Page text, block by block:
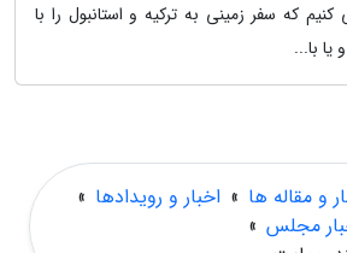
که سفر زمینی به ترکیه و استانبول را با
با...
و مقاله ها » اخبار و رویدادها »
مجلس »